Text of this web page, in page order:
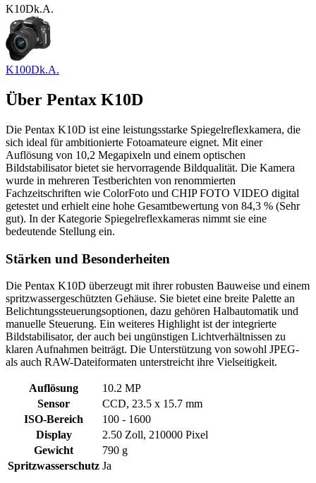
K10Dk.A.
K100Dk.A.
Über Pentax K10D
Die Pentax K10D ist eine leistungsstarke Spiegelreflexkamera, die
sich ideal für ambitionierte Fotoamateure eignet. Mit einer
Auflösung von 10,2 Megapixeln und einem optischen
Bildstabilisator bietet sie hervorragende Bildqualität. Die Kamera
wurde in mehreren Testberichten von renommierten
Fachzeitschriften wie ColorFoto und CHIP FOTO VIDEO digital
getestet und erhielt eine hohe Gesamtbewertung von 84,3 % (Sehr
gut). In der Kategorie Spiegelreflexkameras nimmt sie eine
bedeutende Stellung ein.
Stärken und Besonderheiten
Die Pentax K10D überzeugt mit ihrer robusten Bauweise und einem
spritzwassergeschützten Gehäuse. Sie bietet eine breite Palette an
Belichtungssteuerungsoptionen, dazu gehören Halbautomatik und
manuelle Steuerung. Ein weiteres Highlight ist der integrierte
Bildstabilisator, der auch bei ungünstigen Lichtverhältnissen zu
klaren Aufnahmen beiträgt. Die Unterstützung von sowohl JPEG-
als auch RAW-Dateiformaten unterstreicht ihre Vielseitigkeit.
Auflösung
10.2 MP
Sensor
CCD, 23.5 x 15.7 mm
ISO-Bereich
100 - 1600
Display
2.50 Zoll, 210000 Pixel
Gewicht
790 g
Spritzwasserschutz Ja